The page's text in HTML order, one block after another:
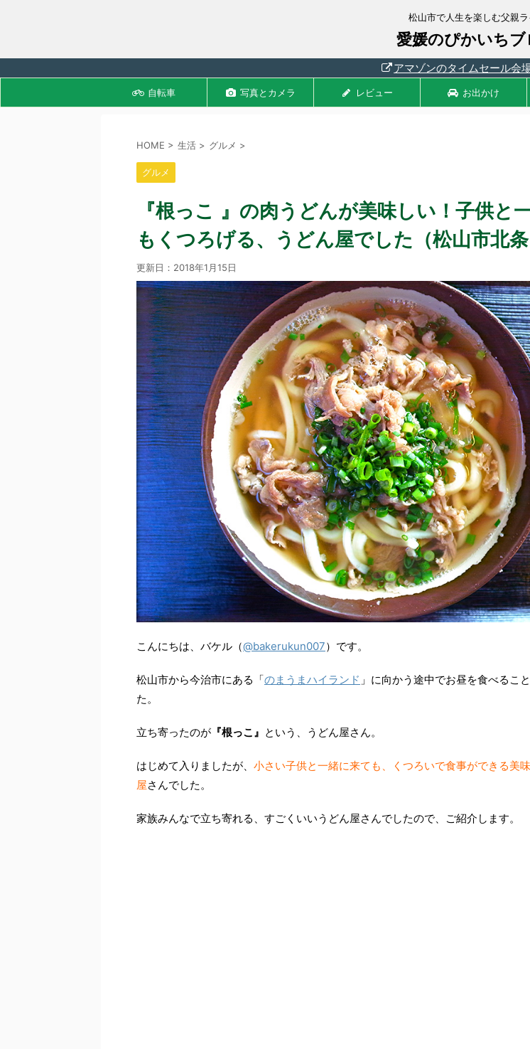
松山市で人生を楽しむ父親ラ
愛媛のぴかいちブ
アマゾンのタイムセール会
自転車 写真とカメラ レビュー お出かけ
HOME > 生活 > グルメ >
グルメ
『根っこ 』の肉うどんが美味しい！子供と
もくつろげる、うどん屋でした（松山市北条
更新日： 2018年1月15日
こんにちは、バケル（@bakerukun007）です。
松山市から今治市にある「のまうまハイランド 」に向かう途中でお昼を食べるこ
た。
立ち寄ったのが 『根っこ』 という、うどん屋さん。
はじめて入りましたが、 小さい子供と一緒に来ても、くつろいで食事ができる美
屋さんでした。
家族みんなで立ち寄れる、すごくいいうどん屋さんでしたので、ご紹介します。